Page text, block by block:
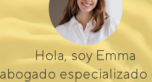
Hola, soy Emma